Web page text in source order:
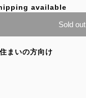
available
Sold out
まいの方向け